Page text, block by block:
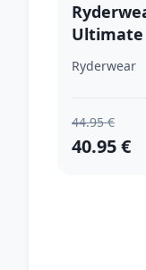
Ultimate
Ryderwear
44.95 €
40.95 €